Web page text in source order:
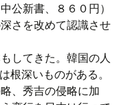
新書、８６０円）
さを改めて認識させ
してきた。韓国の人
根深いものがある。
、秀吉の侵略に加